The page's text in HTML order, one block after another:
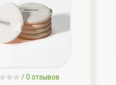
AiliCode
(Спрей-
/0 отзывов